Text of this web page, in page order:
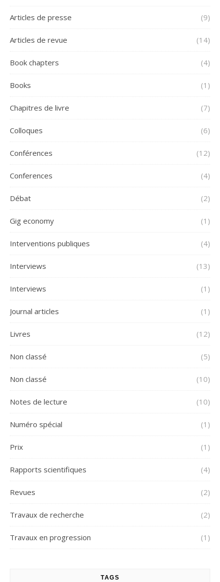
Articles de presse (9)
Articles de revue (14)
Book chapters (4)
Books (1)
Chapitres de livre (7)
Colloques (6)
Conférences (12)
Conferences (4)
Débat (2)
Gig economy (1)
Interventions publiques (4)
Interviews (13)
Interviews (1)
Journal articles (1)
Livres (12)
Non classé (5)
Non classé (10)
Notes de lecture (10)
Numéro spécial (1)
Prix (1)
Rapports scientifiques (4)
Revues (2)
Travaux de recherche (2)
Travaux en progression (1)
TAGS